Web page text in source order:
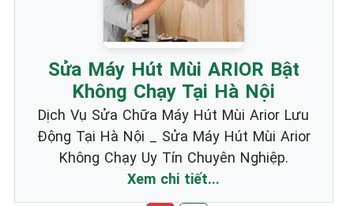
Sửa Máy Hút Mùi ARIOR Bật
Không Chạy Tại Hà Nội
Dịch Vụ Sửa Chữa Máy Hút Mùi Arior Lưu
Động Tại Hà Nội _ Sửa Máy Hút Mùi Arior
Không Chạy Uy Tín Chuyên Nghiệp.
Xem chi tiết...